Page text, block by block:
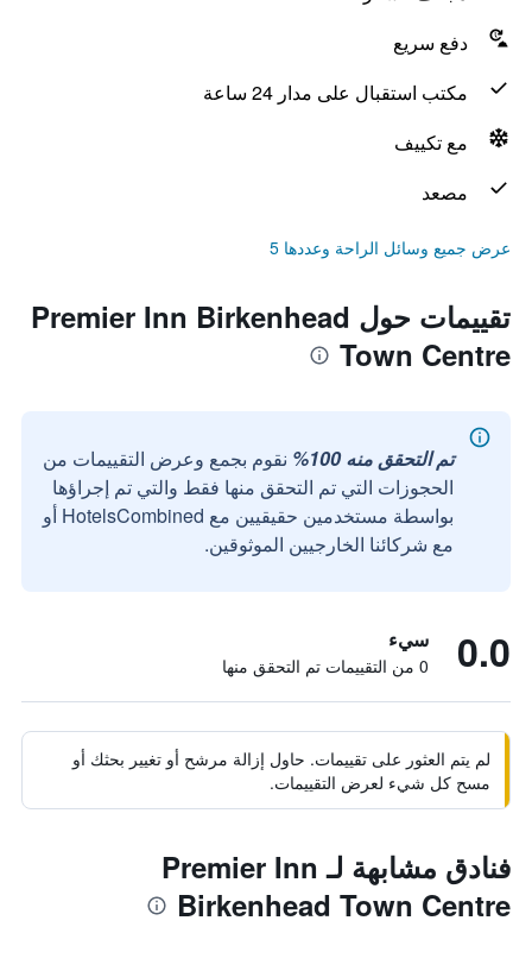
دفع سريع
مكتب استقبال على مدار 24 ساعة
مع تكييف
مصعد
عرض جميع وسائل الراحة وعددها 5
تقييمات حول Premier Inn Birkenhead
Town Centre
تم التحقق منه 100%
نقوم بجمع وعرض التقييمات من
الحجوزات التي تم التحقق منها فقط والتي تم إجراؤها
بواسطة مستخدمين حقيقيين مع HotelsCombined أو
مع شركائنا الخارجيين الموثوقين.
0.0 سيء
0 من التقييمات تم التحقق منها
لم يتم العثور على تقييمات. حاول إزالة مرشح أو تغيير بحثك أو
مسح كل شيء لعرض التقييمات.
فنادق مشابهة لـ Premier Inn
Birkenhead Town Centre